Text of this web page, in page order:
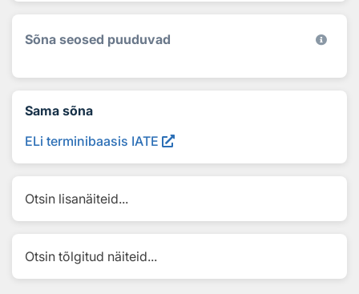
Sõna seosed puuduvad
Sama sõna
ELi terminibaasis IATE
Otsin lisanäiteid...
Otsin tõlgitud näiteid...